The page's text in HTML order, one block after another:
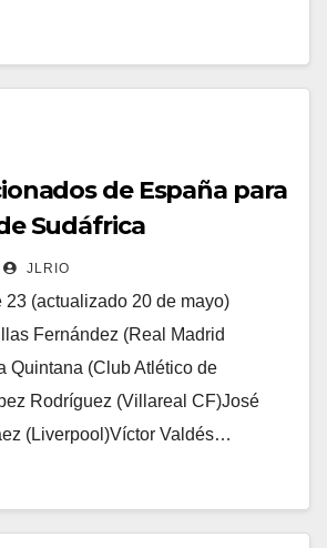
de España para
Sudáfrica
JLRIO
23 (actualizado 20 de mayo)
Fernández (Real Madrid
Quintana (Club Atlético de
Rodríguez (Villareal CF)José
(Liverpool)Víctor Valdés…